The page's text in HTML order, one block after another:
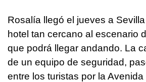
Rosalía llegó el jueves a
hotel tan cercano al escenario
que podrá llegar andando. La
de un equipo de seguridad,
entre los turistas por la Avenida